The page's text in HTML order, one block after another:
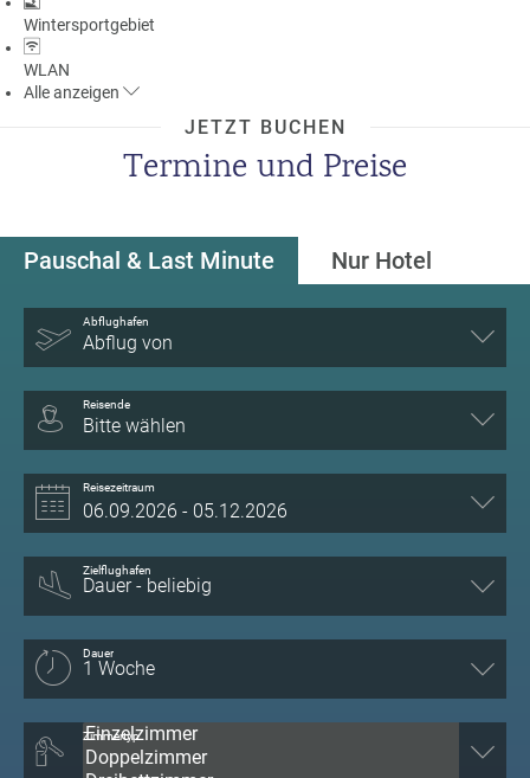
Wintersportgebiet
WLAN
Alleanzeigen
JETZT BUCHEN
Termine und Preise
Pauschal & Last Minute Nur Hotel
Abflughafen
Abflug von
Reisende
Bitte wählen
Reisezeitraum
Zielflughafen
Dauer
Zimmertyp